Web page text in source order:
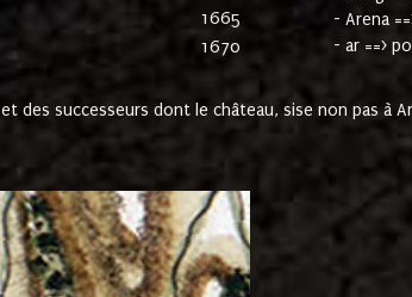
1665
1670
- Arena
- ar ==>
et des successeurs dont le château, sise non pas à